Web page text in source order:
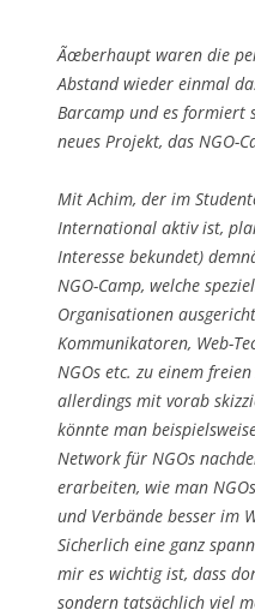
Ãœberhaupt waren die
Abstand wieder einmal
Barcamp und es formiert
neues Projekt, das NGO-
Mit Achim, der im
International aktiv ist,
Interesse bekundet)
NGO-Camp, welche
Organisationen
Kommunikatoren, Web-
NGOs etc. zu einem
allerdings mit vorab
könnte man
Network für NGOs
erarbeiten, wie man
und Verbände besser im
Sicherlich eine ganz
mir es wichtig ist, dass
sondern tatsächlich viel